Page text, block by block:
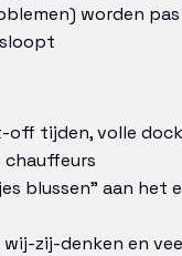
worden pas
off tijden, volle
blussen” aan het
zij-denken en